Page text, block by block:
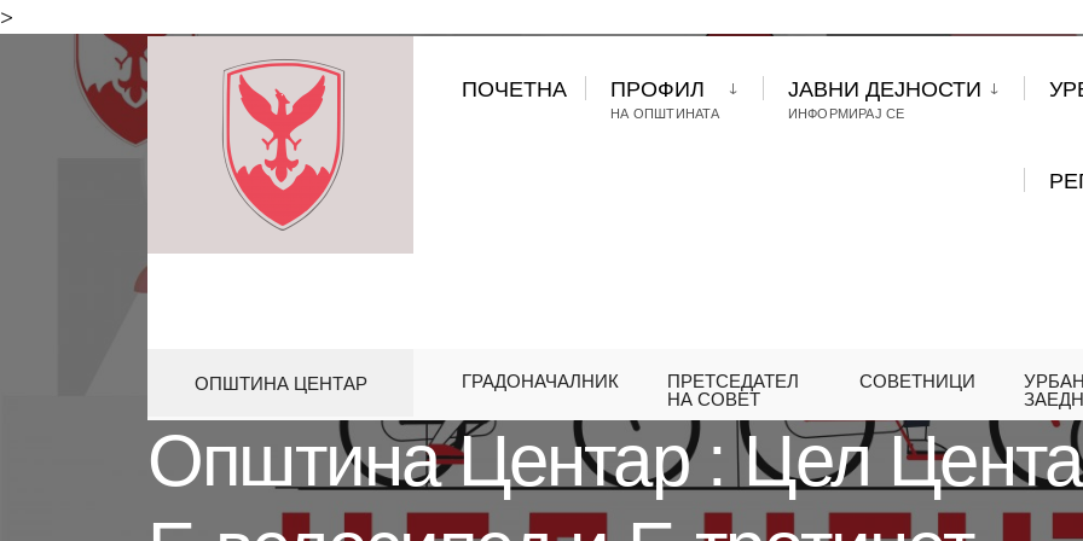
>
ПОЧЕТНА ПРОФИЛ
НА ОПШТИНАТА
ЈАВНИ ДЕЈНОСТИ
ИНФОРМИРАЈ СЕ
ОПШТИНА ЦЕНТАР ГРАДОНАЧАЛНИК
ПРЕТСЕДАТЕЛ
НА СОВЕТ
СОВЕТНИЦИ
HOME АКТИВНОСТИ OПШТИНА ЦЕНТАР : ЦЕЛ ЦЕНТАР НА ТОЧАК, Е-
Oпштина Центар : Цел